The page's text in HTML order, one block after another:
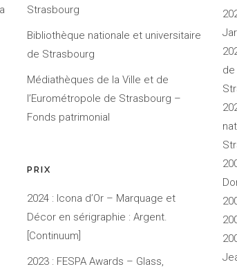
Strasbourg
Bibliothèque nationale et universitaire
de Strasbourg
Médiathèques de la Ville et de
l’Eurométropole de Strasbourg –
Fonds patrimonial
PRIX
2024 : Icona d’Or – Marquage et
Décor en sérigraphie : Argent.
[Continuum]
2023 : FESPA Awards – Glass,
de